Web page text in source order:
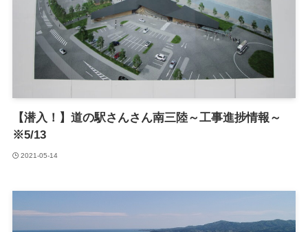
【潜入！】道の駅さんさん南三陸～工事進捗情報～
※5/13
2021-05-14